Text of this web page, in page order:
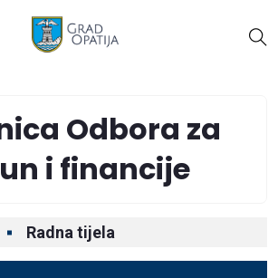
Odbora za
i financije
Radna tijela